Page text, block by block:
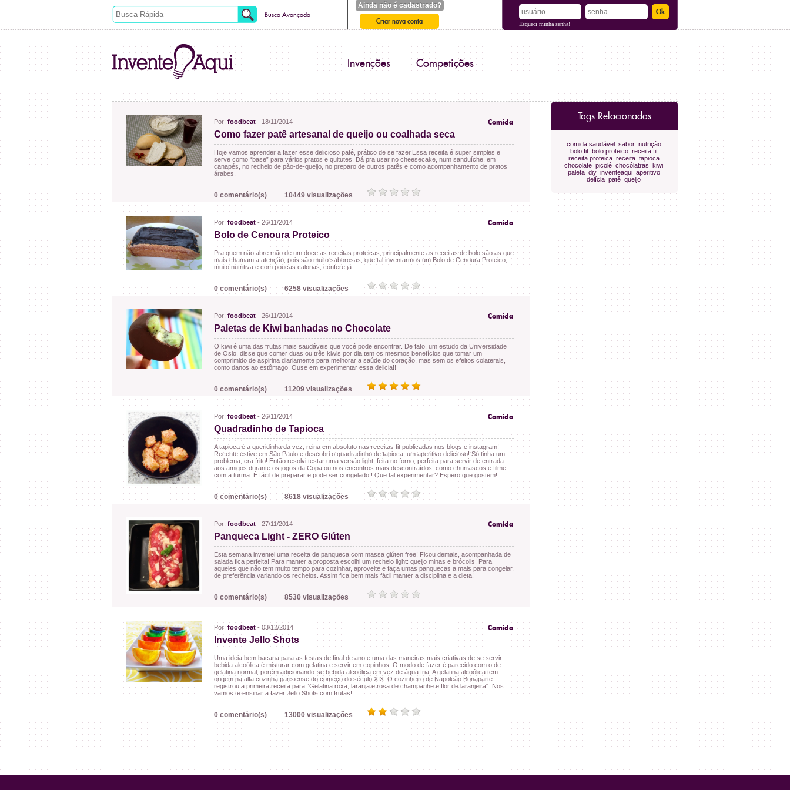
Busca Avançada
Ainda não é cadastrado?
Criar nova conta
Esqueci minha senha!
Invenções Competições
Por: foodbeat - 18/11/2014 Comida
Como fazer patê artesanal de queijo ou coalhada seca
Hoje vamos aprender a fazer esse delicioso patê, prático de se fazer.Essa receita é super simples e
serve como “base” para vários pratos e quitutes. Dá pra usar no cheesecake, num sanduíche, em
canapés, no recheio de pão-de-queijo, no preparo de outros patês e como acompanhamento de pratos
árabes.
0 comentário(s) 10449 visualizações
Por: foodbeat - 26/11/2014 Comida
Bolo de Cenoura Proteico
Pra quem não abre mão de um doce as receitas proteicas, principalmente as receitas de bolo são as que
mais chamam a atenção, pois são muito saborosas, que tal inventarmos um Bolo de Cenoura Proteico,
muito nutritiva e com poucas calorias, confere já.
0 comentário(s) 6258 visualizações
Por: foodbeat - 26/11/2014 Comida
Paletas de Kiwi banhadas no Chocolate
O kiwi é uma das frutas mais saudáveis que você pode encontrar. De fato, um estudo da Universidade
de Oslo, disse que comer duas ou três kiwis por dia tem os mesmos benefícios que tomar um
comprimido de aspirina diariamente para melhorar a saúde do coração, mas sem os efeitos colaterais,
como danos ao estômago. Ouse em experimentar essa delicia!!
0 comentário(s) 11209 visualizações
Por: foodbeat - 26/11/2014 Comida
Quadradinho de Tapioca
A tapioca é a queridinha da vez, reina em absoluto nas receitas fit publicadas nos blogs e instagram!
Recente estive em São Paulo e descobri o quadradinho de tapioca, um aperitivo delicioso! Só tinha um
problema, era frito! Então resolvi testar uma versão light, feita no forno, perfeita para servir de entrada
aos amigos durante os jogos da Copa ou nos encontros mais descontraídos, como churrascos e filme
com a turma. É fácil de preparar e pode ser congelado!! Que tal experimentar? Espero que gostem!
0 comentário(s) 8618 visualizações
Por: foodbeat - 27/11/2014 Comida
Panqueca Light - ZERO Glúten
Esta semana inventei uma receita de panqueca com massa glúten free! Ficou demais, acompanhada de
salada fica perfeita! Para manter a proposta escolhi um recheio light: queijo minas e brócolis! Para
aqueles que não tem muito tempo para cozinhar, aproveite e faça umas panquecas a mais para congelar,
de preferência variando os recheios. Assim fica bem mais fácil manter a disciplina e a dieta!
0 comentário(s) 8530 visualizações
Por: foodbeat - 03/12/2014 Comida
Invente Jello Shots
Uma ideia bem bacana para as festas de final de ano e uma das maneiras mais criativas de se servir
bebida alcoólica é misturar com gelatina e servir em copinhos. O modo de fazer é parecido com o de
gelatina normal, porém adicionando-se bebida alcoólica em vez de água fria. A gelatina alcoólica tem
origem na alta cozinha parisiense do começo do século XIX. O cozinheiro de Napoleão Bonaparte
registrou a primeira receita para “Gelatina roxa, laranja e rosa de champanhe e flor de laranjeira". Nos
vamos te ensinar a fazer Jello Shots com frutas!
0 comentário(s) 13000 visualizações
Tags Relacionadas
comida saudável sabor nutrição
bolo fit bolo proteico receita fit
receita proteica receita tapioca
chocolate picolé chocólatras kiwi
paleta diy inventeaqui aperitivo
delícia patê queijo